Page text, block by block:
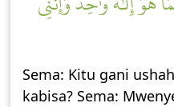
Sema: Kitu gani
kabisa? Sema: